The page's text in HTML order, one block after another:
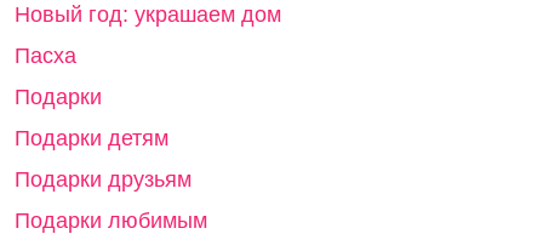
Новый год: украшаем дом
Пасха
Подарки
Подарки детям
Подарки друзьям
Подарки любимым